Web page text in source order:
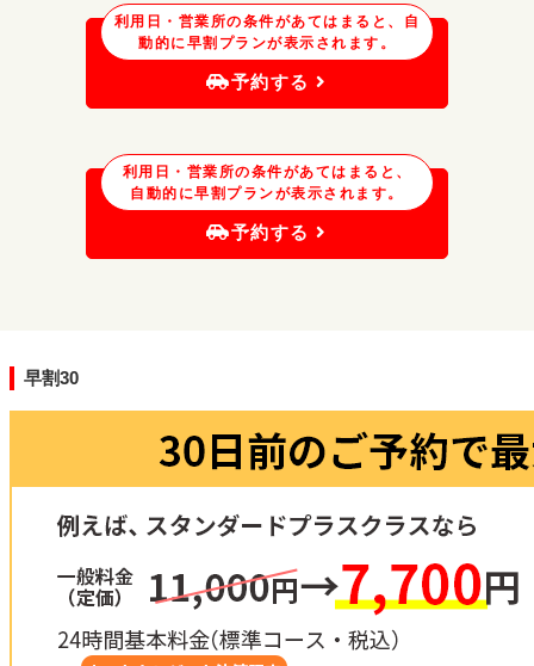
利用日・営業所の条件があてはまると、自
動的に早割プランが表示されます。
予約する
利用日・営業所の条件があてはまると、
自動的に早割プランが表示されます。
予約する
早割30